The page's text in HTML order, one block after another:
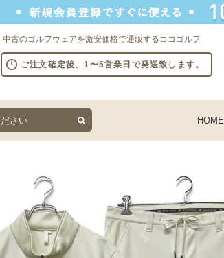
中古のゴルフウェアを激安価格で通販するココゴルフ
ご注文確定後、1〜5営業日で発送致します。
HOME